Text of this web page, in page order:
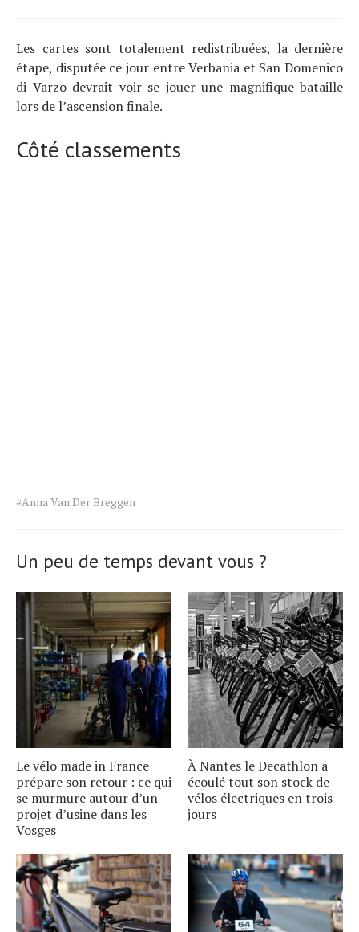
Les cartes sont totalement redistribuées, la dernière
étape, disputée ce jour entre Verbania et San Domenico
di Varzo devrait voir se jouer une magnifique bataille
lors de l’ascension finale.
Côté classements
Tags
article.
#Anna Van Der Breggen
Un peu de temps devant vous ?
Le vélo made in France
prépare son retour : ce qui
se murmure autour dʼun
projet dʼusine dans les
Vosges
À Nantes le Decathlon a
écoulé tout son stock de
vélos électriques en trois
jours